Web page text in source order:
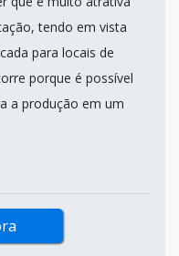
tendo em vista
para locais de
porque é possível
a produção em um